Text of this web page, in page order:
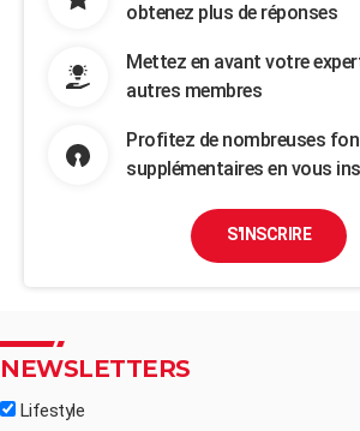
obtenez plus de réponses
Mettez en avant votre
autres membres
Profitez de nombreuses
supplémentaires en vous
S'INSCRIRE
NEWSLETTERS
Lifestyle